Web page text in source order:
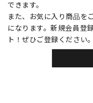
できます。
また、お気に入り商品を
になります。新規会員登
ト！ぜひご登録ください。